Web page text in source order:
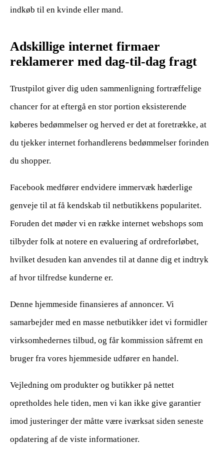
indkøb til en kvinde eller mand.
Adskillige internet firmaer
reklamerer med dag-til-dag fragt
Trustpilot giver dig uden sammenligning fortræffelige
chancer for at eftergå en stor portion eksisterende
køberes bedømmelser og herved er det at foretrække, at
du tjekker internet forhandlerens bedømmelser forinden
du shopper.
Facebook medfører endvidere immervæk hæderlige
genveje til at få kendskab til netbutikkens popularitet.
Foruden det møder vi en række internet webshops som
tilbyder folk at notere en evaluering af ordreforløbet,
hvilket desuden kan anvendes til at danne dig et indtryk
af hvor tilfredse kunderne er.
Denne hjemmeside finansieres af annoncer. Vi
samarbejder med en masse netbutikker idet vi formidler
virksomhedernes tilbud, og får kommission såfremt en
bruger fra vores hjemmeside udfører en handel.
Vejledning om produkter og butikker på nettet
opretholdes hele tiden, men vi kan ikke give garantier
imod justeringer der måtte være iværksat siden seneste
opdatering af de viste informationer.